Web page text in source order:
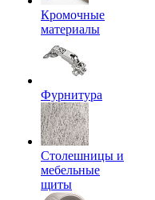
Кромочные
материалы
Фурнитура
Столешницы и
мебельные
щиты